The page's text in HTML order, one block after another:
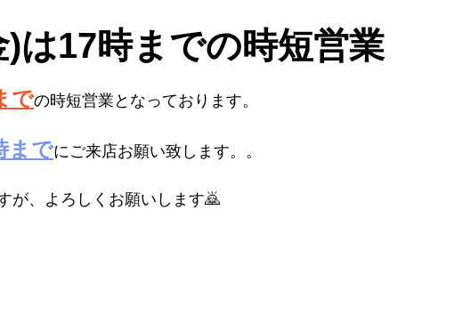
)は17時までの時短営業
での時短営業となっております。
までにご来店お願い致します。。
が、よろしくお願いします🙇